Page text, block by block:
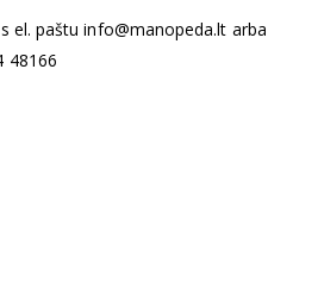
el. paštu info@manopeda.lt arba
48166